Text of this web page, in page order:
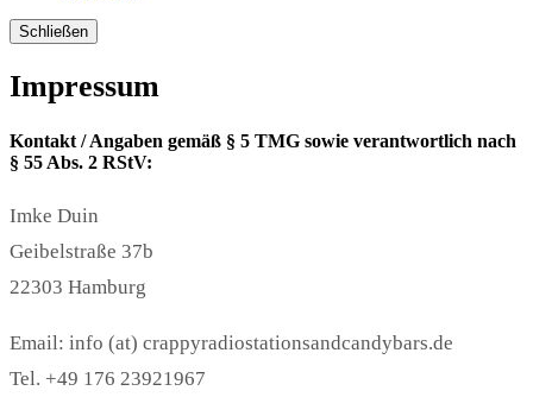
Schließen
Impressum
Kontakt / Angaben gemäß § 5 TMG sowie verantwortlich nach
§ 55 Abs. 2 RStV:
Imke Duin
Geibelstraße 37b
22303 Hamburg
Email: info (at) crappyradiostationsandcandybars.de
Tel. +49 176 23921967